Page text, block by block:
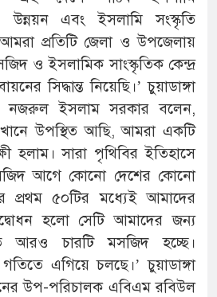
উন্নয়ন এবং ইসলামি সংস্কৃতি
আমরা প্রতিটি জেলা ও উপজেলায়
ও ইসলামিক সাংস্কৃতিক কেন্দ্র
সিদ্ধান্ত নিয়েছি।’ চুয়াডাঙ্গা
নজরুল ইসলাম সরকার বলেন,
উপস্থিত আছি, আমরা একটি
হলাম। সারা পৃথিবির ইতিহাসে
আগে কোনো দেশের কোনো
প্রথম ৫০টির মধ্যেই আমাদের
হলো সেটি আমাদের জন্য
আরও চারটি মসজিদ হচ্ছে।
এগিয়ে চলছে।’ চুয়াডাঙ্গা
উপ-পরিচালক এবিএম রবিউল